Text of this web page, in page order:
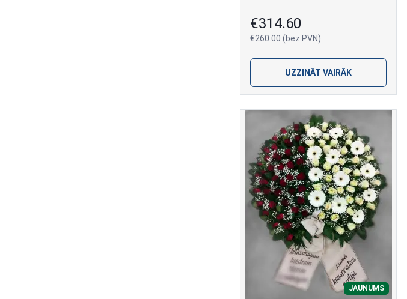
€314.60
€260.00 (bez PVN)
UZZINĀT VAIRĀK
JAUNUMS